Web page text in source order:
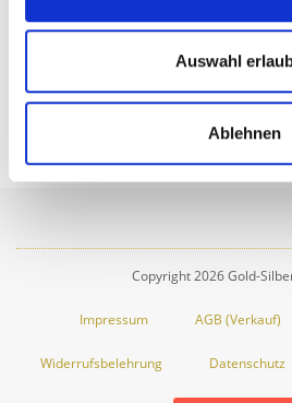
Auswahl
Ablehnen
Gold
Copyright 2026 Gold-
Impressum AGB (Verkauf)
Widerrufsbelehrung Datenschutz